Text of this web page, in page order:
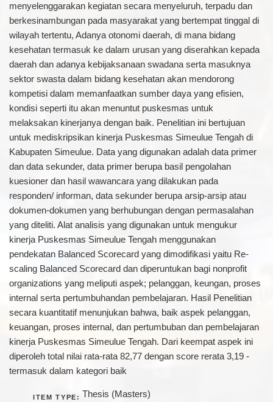
menyelenggarakan kegiatan secara menyeluruh, terpadu dan
berkesinambungan pada masyarakat yang bertempat tinggal di
wilayah tertentu, Adanya otonomi daerah, di mana bidang
kesehatan termasuk ke dalam urusan yang diserahkan kepada
daerah dan adanya kebijaksanaan swadana serta masuknya
sektor swasta dalam bidang kesehatan akan mendorong
kompetisi dalam memanfaatkan sumber daya yang efisien,
kondisi seperti itu akan menuntut puskesmas untuk
melaksakan kinerjanya dengan baik. Penelitian ini bertujuan
untuk mediskripsikan kinerja Puskesmas Simeulue Tengah di
Kabupaten Simeulue. Data yang digunakan adalah data primer
dan data sekunder, data primer berupa basil pengolahan
kuesioner dan hasil wawancara yang dilakukan pada
responden/ informan, data sekunder berupa arsip-arsip atau
dokumen-dokumen yang berhubungan dengan permasalahan
yang diteliti. Alat analisis yang digunakan untuk mengukur
kinerja Puskesmas Simeulue Tengah menggunakan
pendekatan Balanced Scorecard yang dimodifikasi yaitu Re-
scaling Balanced Scorecard dan diperuntukan bagi nonprofit
organizations yang meliputi aspek; pelanggan, keungan, proses
internal serta pertumbuhandan pembelajaran. Hasil Penelitian
secara kuantitatif menunjukan bahwa, baik aspek pelanggan,
keuangan, proses internal, dan pertumbuban dan pembelajaran
kinerja Puskesmas Simeulue Tengah. Dari keempat aspek ini
diperoleh total nilai rata-rata 82,77 dengan score rerata 3,19 -
termasuk dalam kategori baik
ITEM TYPE: Thesis (Masters)